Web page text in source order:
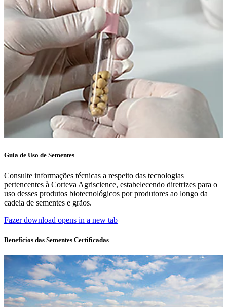
Guia de Uso de Sementes
Consulte informações técnicas a respeito das tecnologias
pertencentes à Corteva Agriscience, estabelecendo diretrizes para o
uso desses produtos biotecnológicos por produtores ao longo da
cadeia de sementes e grãos.
Fazer download opens in a new tab
Benefícios das Sementes Certificadas